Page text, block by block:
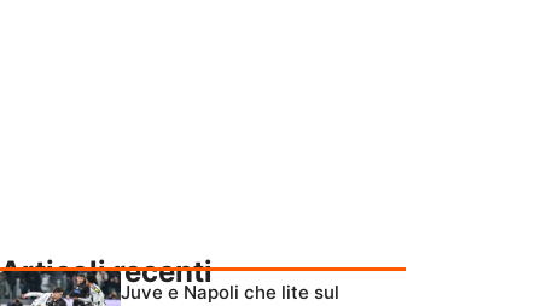
Articoli recenti
Juve e Napoli che lite sul